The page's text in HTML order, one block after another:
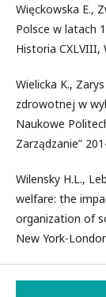
Więckowska E.,
Polsce w latach
Historia CXLVIII,
Wielicka K.,
zdrowotnej w
Naukowe
Zarządzanie”
Wilensky H.L.,
welfare: the
organization of
New York-